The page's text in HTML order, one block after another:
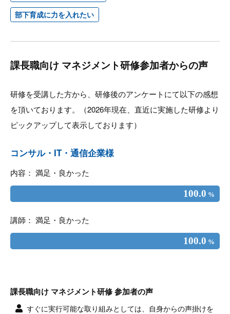
部下育成に力を入れたい
課長職向け マネジメント研修参加者からの声
研修を受講した方から、研修後のアンケートにて以下の感想
を頂いております。（2026年現在、直近に実施した研修より
ピックアップして表示しております）
コンサル・IT・通信企業様
内容： 満足・良かった
100.0 %
講師： 満足・良かった
100.0 %
課長職向け マネジメント研修 参加者の声
すぐに実行可能な取り組みとしては、自身からの声掛けを